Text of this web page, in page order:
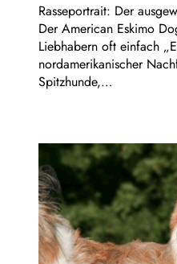
Rasseportrait: Der
Der American Eskimo
Liebhabern oft einfach
nordamerikanischer
Spitzhunde,…